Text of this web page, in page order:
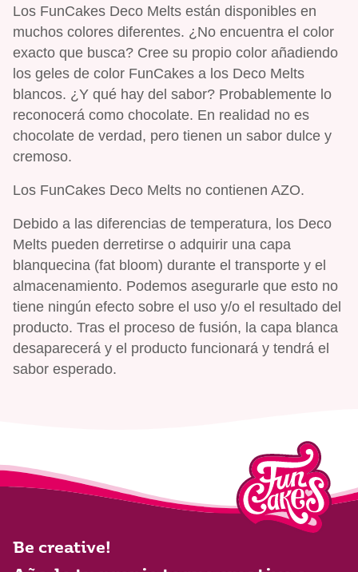
Los FunCakes Deco Melts están disponibles en
muchos colores diferentes. ¿No encuentra el color
exacto que busca? Cree su propio color añadiendo
los geles de color FunCakes a los Deco Melts
blancos. ¿Y qué hay del sabor? Probablemente lo
reconocerá como chocolate. En realidad no es
chocolate de verdad, pero tienen un sabor dulce y
cremoso.
Los FunCakes Deco Melts no contienen AZO.
Debido a las diferencias de temperatura, los Deco
Melts pueden derretirse o adquirir una capa
blanquecina (fat bloom) durante el transporte y el
almacenamiento. Podemos asegurarle que esto no
tiene ningún efecto sobre el uso y/o el resultado del
producto. Tras el proceso de fusión, la capa blanca
desaparecerá y el producto funcionará y tendrá el
sabor esperado.
Be creative!